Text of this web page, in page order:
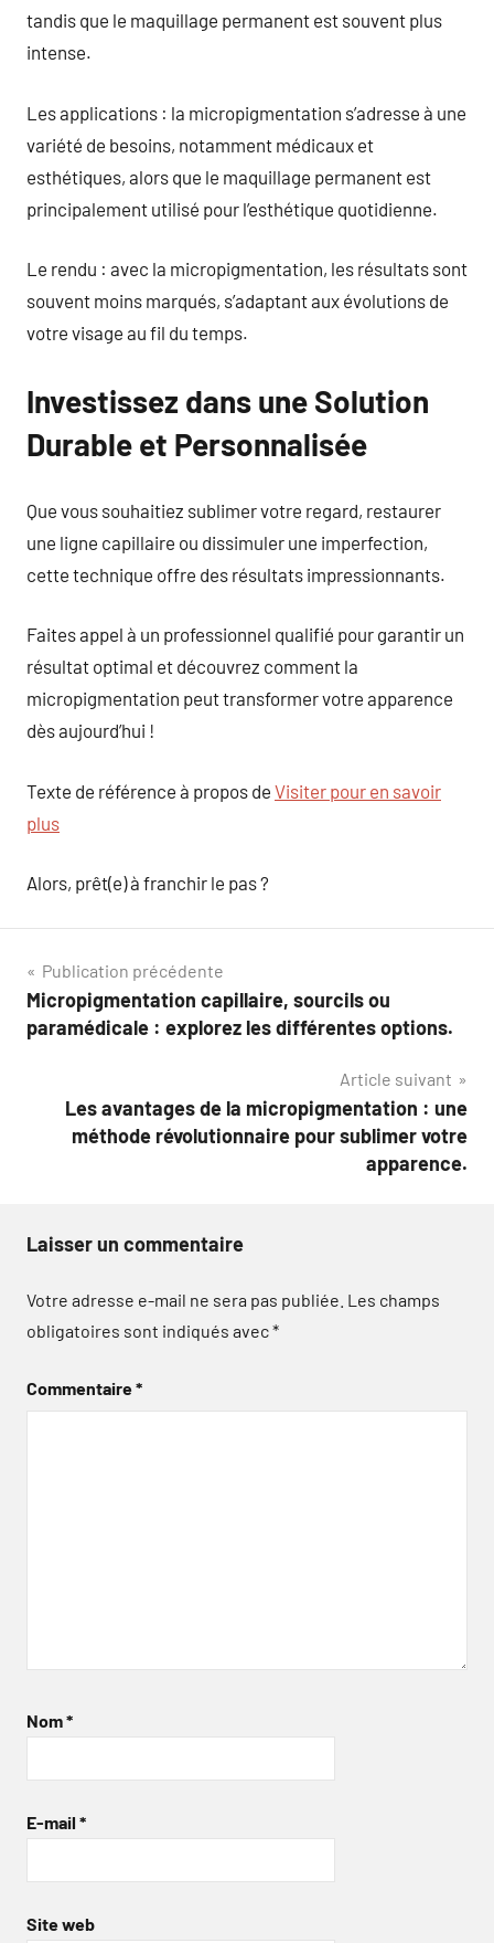
tandis que le maquillage permanent est souvent plus
intense.
Les applications : la micropigmentation s’adresse à une
variété de besoins, notamment médicaux et
esthétiques, alors que le maquillage permanent est
principalement utilisé pour l’esthétique quotidienne.
Le rendu : avec la micropigmentation, les résultats sont
souvent moins marqués, s’adaptant aux évolutions de
votre visage au fil du temps.
Investissez dans une Solution
Durable et Personnalisée
Que vous souhaitiez sublimer votre regard, restaurer
une ligne capillaire ou dissimuler une imperfection,
cette technique offre des résultats impressionnants.
Faites appel à un professionnel qualifié pour garantir un
résultat optimal et découvrez comment la
micropigmentation peut transformer votre apparence
dès aujourd’hui !
Texte de référence à propos de Visiter pour en savoir
plus
Alors, prêt(e) à franchir le pas ?
Navigation
de
Publication précédente
Micropigmentation capillaire, sourcils ou
paramédicale : explorez les différentes options.
Article suivant
Les avantages de la micropigmentation : une
méthode révolutionnaire pour sublimer votre
apparence.
Laisser un commentaire
Votre adresse e-mail ne sera pas publiée. Les champs
obligatoires sont indiqués avec*
Commentaire*
Nom*
E-mail *
Site web